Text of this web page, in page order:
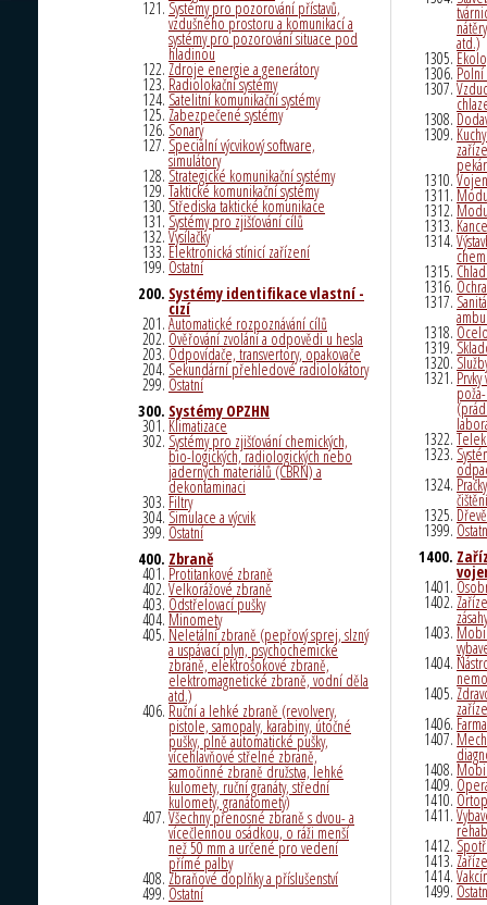
Systémy pro pozorování přístavů,
vzdušného prostoru a komunikací a
systémy pro pozorování situace pod
hladinou
Zdroje energie a generátory
Radiolokační systémy
Satelitní komunikační systémy
Zabezpečené systémy
Sonary
Speciální výcvikový software,
simulátory
Strategické komunikační systémy
Taktické komunikační systémy
Střediska taktické komunikace
Systémy pro zjišťování cílů
Vysílačky
Elektronická stínicí zařízení
Ostatní
Systémy identifikace vlastní -
cizí
Automatické rozpoznávání cílů
Ověřování zvolání a odpovědi u hesla
Odpovídače, transvertory, opakovače
Sekundární přehledové radiolokátory
Ostatní
Systémy OPZHN
Klimatizace
Systémy pro zjišťování chemických,
bio-logických, radiologických nebo
jaderných materiálů (CBRN) a
dekontaminaci
Filtry
Simulace a výcvik
Ostatní
Zbraně
Protitankové zbraně
Velkorážové zbraně
Odstřelovací pušky
Minomety
Neletální zbraně (pepřový sprej, slzný
a uspávací plyn, psychochemické
zbraně, elektrošokové zbraně,
elektromagnetické zbraně, vodní děla
atd.)
Ruční a lehké zbraně (revolvery,
pistole, samopaly, karabiny, útočné
pušky, plně automatické pušky,
vícehlavňové střelné zbraně,
samočinné zbraně družstva, lehké
kulomety, ruční granáty, střední
kulomety, granátomety)
Všechny přenosné zbraně s dvou- a
vícečlennou osádkou, o ráži menší
než 50 mm a určené pro vedení
přímé palby
Zbraňové doplňky a příslušenství
Ostatní
atd.)
Polní